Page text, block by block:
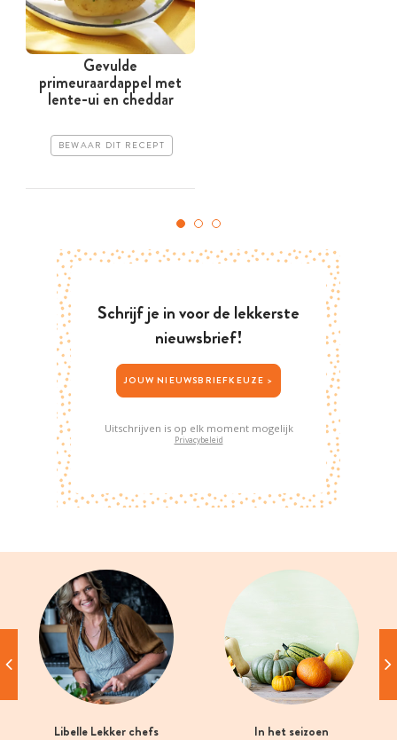
Gevulde
primeuraardappel met
lente-ui en cheddar
BEWAAR DIT RECEPT
Schrijf je in voor de lekkerste
nieuwsbrief!
JOUW NIEUWSBRIEFKEUZE >
Uitschrijven is op elk moment mogelijk
Privacybeleid
Libelle Lekker chefs In het seizoen